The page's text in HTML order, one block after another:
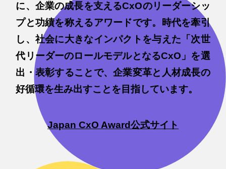
に、企業の成長を支えるCxOのリーダーシッ
プと功績を称えるアワードです。時代を牽引
し、社会に大きなインパクトを与えた「次世
代リーダーのロールモデルとなるCxO」を選
出・表彰することで、企業変革と人材成長の
好循環を生み出すことを目指しています。
Japan CxO Award公式サイト